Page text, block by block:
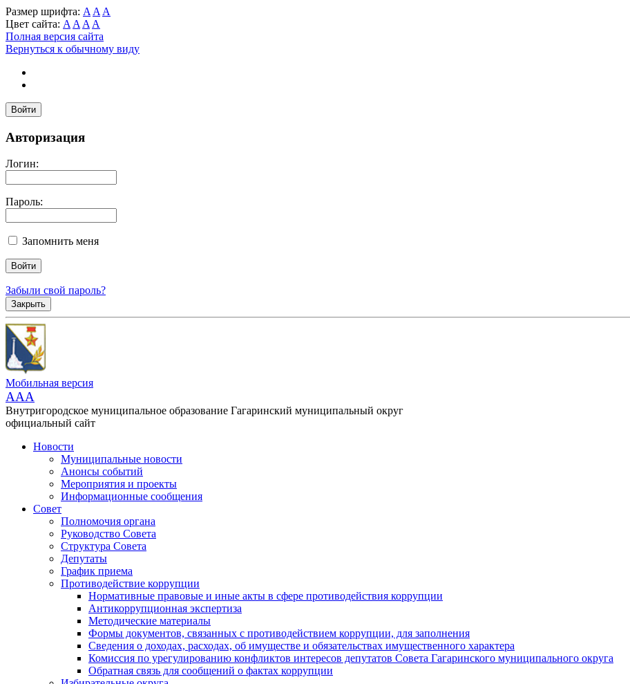
Размер шрифта: A A A
Цвет сайта: A A A A
Полная версия сайта
Вернуться к обычному виду
Войти
Авторизация
Логин:
Пароль:
Запомнить меня
Забыли свой пароль?
Закрыть
Мобильная версия
AAA
Внутригородское муниципальное образование Гагаринский муниципальный округ
официальный сайт
Новости
Муниципальные новости
Анонсы событий
Мероприятия и проекты
Информационные сообщения
Совет
Полномочия органа
Руководство Совета
Структура Совета
Депутаты
График приема
Противодействие коррупции
Нормативные правовые и иные акты в сфере противодействия коррупции
Антикоррупционная экспертиза
Методические материалы
Формы документов, связанных с противодействием коррупции, для заполнения
Сведения о доходах, расходах, об имуществе и обязательствах имущественного характера
Комиссия по урегулированию конфликтов интересов депутатов Совета Гагаринского муниципального округа
Обратная связь для сообщений о фактах коррупции